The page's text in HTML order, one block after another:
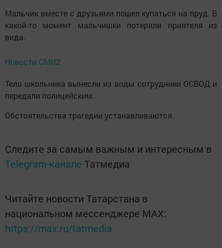
Мальчик вместе с друзьями пошел купаться на пруд. В
какой-то момент мальчишки потеряли приятеля из
вида.
Новости СМИ2
Тело школьника вынесли из воды сотрудники ОСВОД и
передали полицейским.
Обстоятельства трагедии устанавливаются.
Следите за самым важным и интересным в
Telegram-канале Татмедиа
Читайте новости Татарстана в
национальном мессенджере MАХ:
https://max.ru/tatmedia